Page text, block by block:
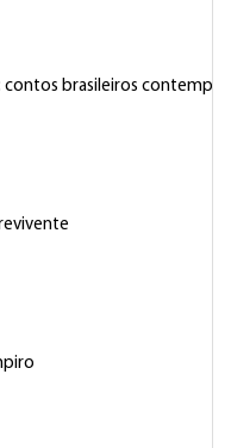
contos brasileiros